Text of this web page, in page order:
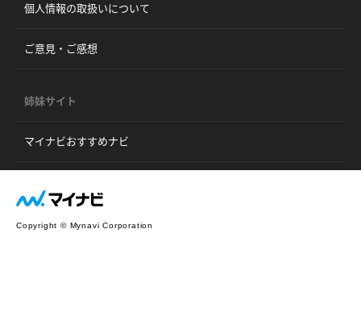
個人情報の取扱いについて
ご意見・ご感想
姉妹サイト
マイナビおすすめナビ
Copyright © Mynavi Corporation